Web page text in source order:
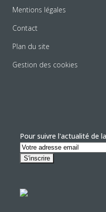
Mentions légales
Contact
Plan du site
Gestion des cookies
Pour suivre l'actualité de